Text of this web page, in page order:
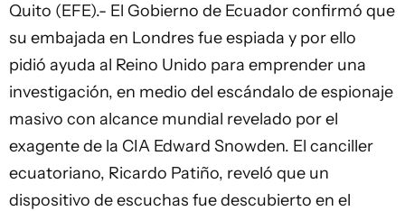
Quito (EFE).- El Gobierno de Ecuador confirmó que
su embajada en Londres fue espiada y por ello
pidió ayuda al Reino Unido para emprender una
investigación, en medio del escándalo de espionaje
masivo con alcance mundial revelado por el
exagente de la CIA Edward Snowden. El canciller
ecuatoriano, Ricardo Patiño, reveló que un
dispositivo de escuchas fue descubierto en el